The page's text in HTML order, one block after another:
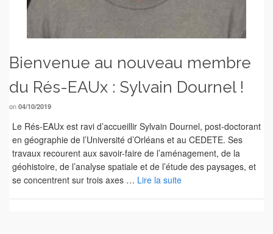
Bienvenue au nouveau membre
du Rés-EAUx : Sylvain Dournel !
on 04/10/2019
Le Rés-EAUx est ravi d’accueillir Sylvain Dournel, post-doctorant
en géographie de l’Université d’Orléans et au CEDETE. Ses
travaux recourent aux savoir-faire de l’aménagement, de la
géohistoire, de l’analyse spatiale et de l’étude des paysages, et
se concentrent sur trois axes … Lire la suite